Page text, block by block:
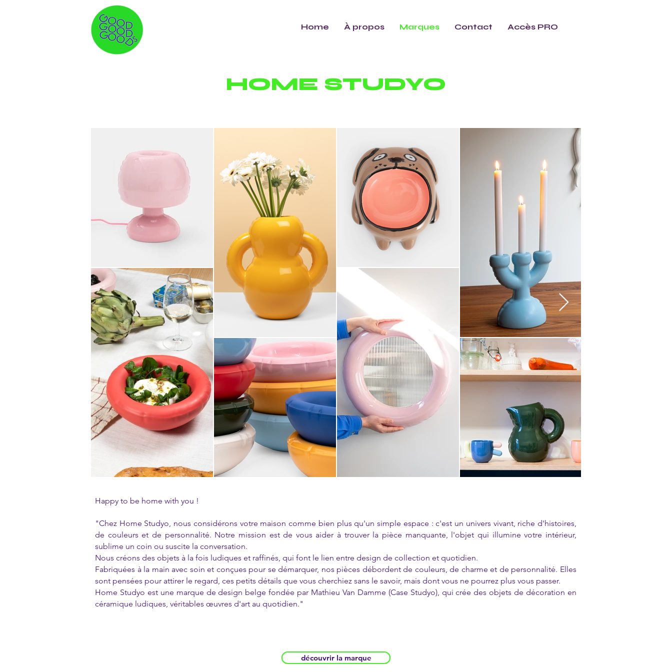
Home À propos Marques Contact Accès PRO
HOME STUDYO
Happy to be home with you !
"Chez Home Studyo, nous considérons votre maison comme bien plus qu'un simple espace : c'est un univers vivant, riche d'histoires,
de couleurs et de personnalité. Notre mission est de vous aider à trouver la pièce manquante, l'objet qui illumine votre intérieur,
sublime un coin ou suscite la conversation.
Nous créons des objets à la fois ludiques et raffinés, qui font le lien entre design de collection et quotidien.
Fabriquées à la main avec soin et conçues pour se démarquer, nos pièces débordent de couleurs, de charme et de personnalité. Elles
sont pensées pour attirer le regard, ces petits détails que vous cherchiez sans le savoir, mais dont vous ne pourrez plus vous passer.
Home Studyo est une marque de design belge fondée par Mathieu Van Damme (Case Studyo), qui crée des objets de décoration en
céramique ludiques, véritables œuvres d'art au quotidien."
découvrir la marque